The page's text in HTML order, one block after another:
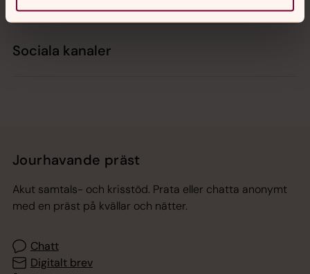
Sociala kanaler
Jourhavande präst
Akut samtals- och krisstöd. Prata eller chatta anonymt
med en präst på kvällar och nätter.
Chatt
Digitalt brev